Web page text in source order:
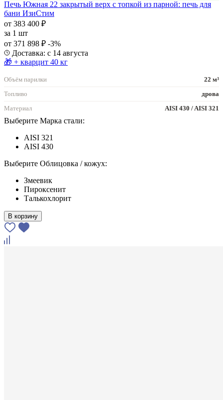
Печь Южная 22 закрытый верх с топкой из парной: печь для
бани ИзиСтим
от 383 400 ₽
за 1 шт
от 371 898 ₽ -3%
Доставка: с 14 августа
🎁 + кварцит 40 кг
Объём парилки
22 м³
Топливо
дрова
Материал
AISI 430 / AISI 321
Выберите Марка стали:
AISI 321
AISI 430
Выберите Облицовка / кожух:
Змеевик
Пироксенит
Талькохлорит
В корзину